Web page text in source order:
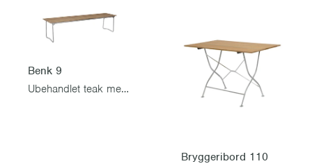
Benk 9
Ubehandlet teak med varmgalvanisert stativ
Bryggeribord 110